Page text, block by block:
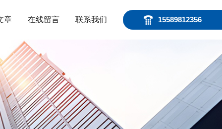
15589812356
章 在线留言 联系我们